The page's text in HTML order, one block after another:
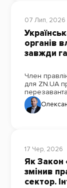
07 Лип, 2026
органів
завжди
Член
для ZN.UA
17 Чер, 2026
Як Закон
змінив
сектор.